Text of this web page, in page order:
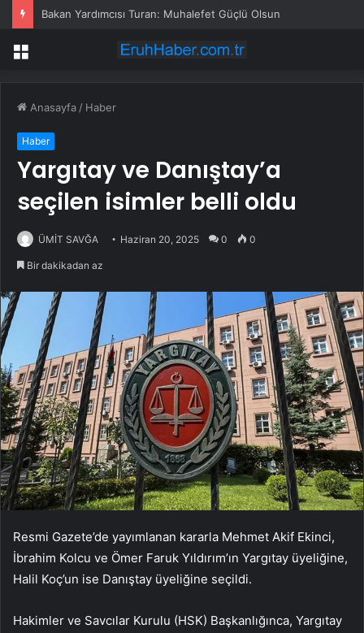
Bakan Yardımcısı Turan: Muhalefet Güçlü Olsun
Menü
Anasayfa / Haber
Haber
Yargıtay ve Danıştay’a
seçilen isimler belli oldu
ÜMİT SAVĞA Haziran 20, 2025 0 0
Bir dakikadan az
Resmi Gazete’de yayımlanan kararla Mehmet Akif Ekinci,
İbrahim Kolcu ve Ömer Faruk Yıldırım’ın Yargıtay üyeliğine,
Halil Koç’un ise Danıştay üyeliğine seçildi.
Hakimler ve Savcılar Kurulu (HSK) Başkanlığınca, Yargıtay